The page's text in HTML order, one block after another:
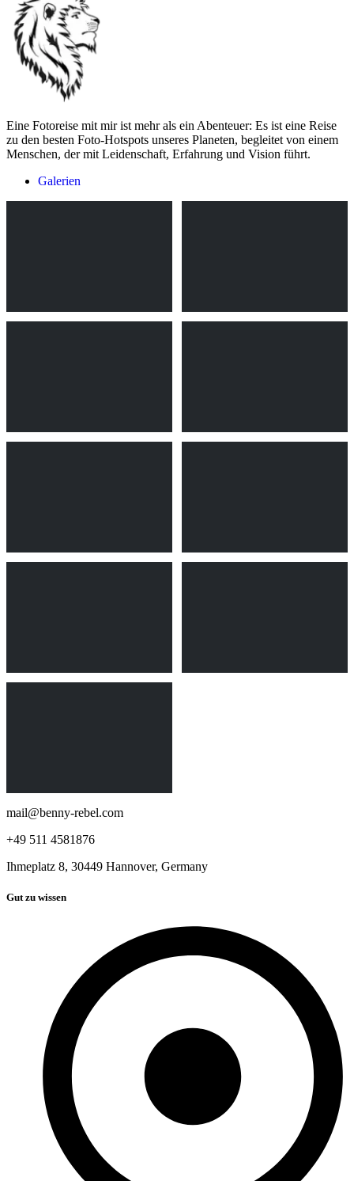
Eine Fotoreise mit mir ist mehr als ein Abenteuer: Es ist eine Reise
zu den besten Foto-Hotspots unseres Planeten, begleitet von einem
Menschen, der mit Leidenschaft, Erfahrung und Vision führt.
Galerien
mail@benny-rebel.com
+49 511 4581876
Ihmeplatz 8, 30449 Hannover, Germany
Gut zu wissen